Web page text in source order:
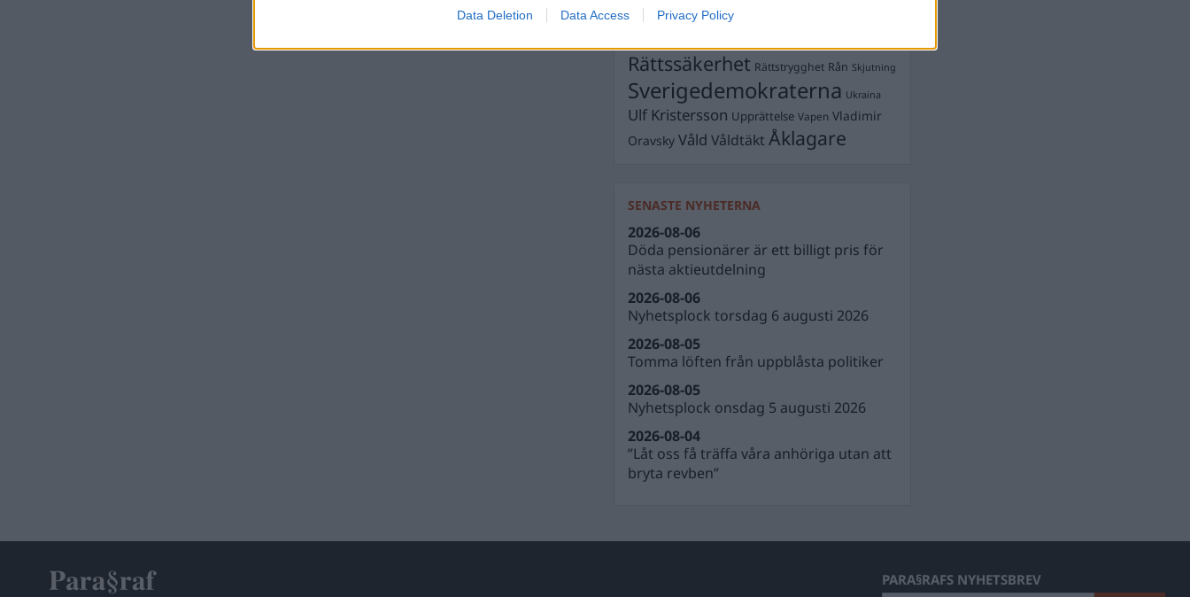
Data Deletion Data Access Privacy Policy
Silventoinen Petter Inedahl
Rättssäkerhet Rättstrygghet Rån Skjutning
Sverigedemokraterna Ukraina
Ulf Kristersson Upprättelse Vapen Vladimir
Oravsky Våld Våldtäkt Åklagare
SENASTE NYHETERNA
Döda pensionärer är ett billigt pris för
nästa aktieutdelning
2026-08-06
Nyhetsplock torsdag 6 augusti 2026
2026-08-06
Tomma löften från uppblåsta politiker
2026-08-05
Nyhetsplock onsdag 5 augusti 2026
2026-08-05
”Låt oss få träffa våra anhöriga utan att
bryta revben”
2026-08-04
PARA§RAFS NYHETSBREV